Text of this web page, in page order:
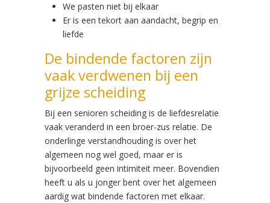
We pasten niet bij elkaar
Er is een tekort aan aandacht, begrip en
liefde
De bindende factoren zijn
vaak verdwenen bij een
grijze scheiding
Bij een senioren scheiding is de liefdesrelatie
vaak veranderd in een broer-zus relatie. De
onderlinge verstandhouding is over het
algemeen nog wel goed, maar er is
bijvoorbeeld geen intimiteit meer. Bovendien
heeft u als u jonger bent over het algemeen
aardig wat bindende factoren met elkaar.